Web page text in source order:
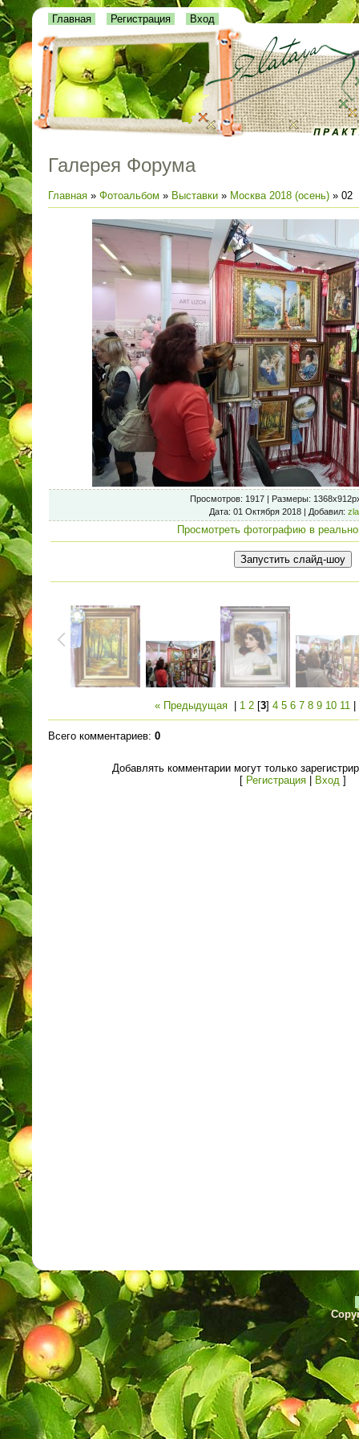
Главная Регистрация Вход
Галерея Форума
Главная » Фотоальбом » Выставки » Москва 2018 (осень) » 02
Просмотров: 1917 | Размеры:
Дата: 01 Октября 2018 | Добавил:
Просмотреть фотографию в
« Предыдущая 1 2 [3] 4 5 6 7 8 9 10 11
Всего комментариев: 0
Добавлять комментарии могут только
[ Регистрация| Вход ]